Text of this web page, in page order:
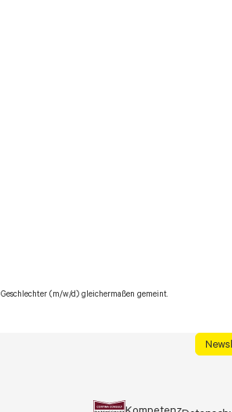
(m/w/d) gleichermaßen gemeint.
Kompetenz